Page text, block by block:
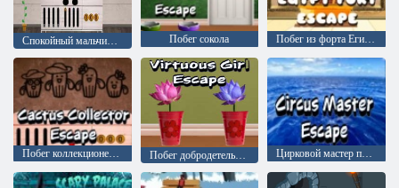
Побег сокола Побег из форта Египта
Побег коллекционера кактусов Побег добродетельной девушки Цирковой мастер побег